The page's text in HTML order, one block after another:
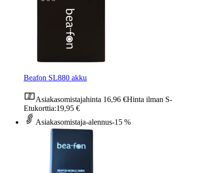
Beafon SL880 akku
Asiakasomistajahinta 16,96 €Hinta ilman S-
Etukorttia:19,95 €
Asiakasomistaja-alennus-15 %